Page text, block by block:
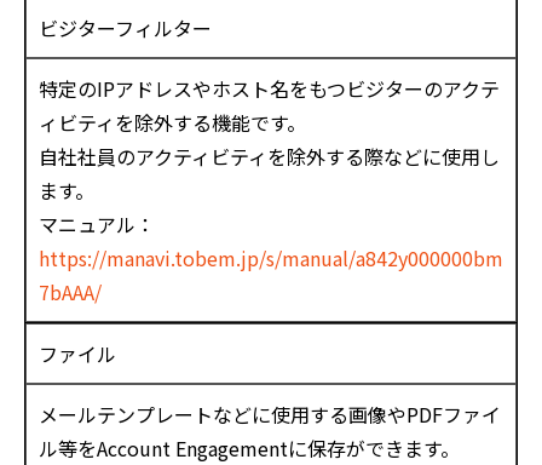
ビジターフィルター
特定のIPアドレスやホスト名をもつビジターのアクテ
ィビティを除外する機能です。
自社社員のアクティビティを除外する際などに使用し
ます。
マニュアル：
https://manavi.tobem.jp/s/manual/a842y000000bm
7bAAA/
ファイル
メールテンプレートなどに使用する画像やPDFファイ
ル等をAccount Engagementに保存ができます。